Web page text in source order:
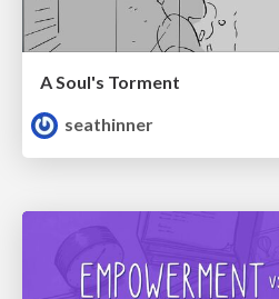
A Soul's Torment
seathinner